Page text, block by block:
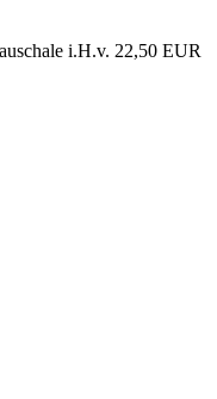
i.H.v. 22,50 EUR